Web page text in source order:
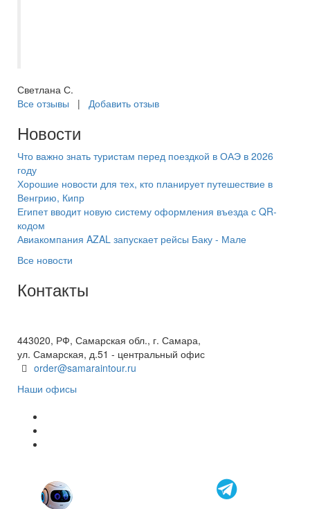
Светлана С.
Все отзывы | Добавить отзыв
Новости
Что важно знать туристам перед поездкой в ОАЭ в 2026
году
Хорошие новости для тех, кто планирует путешествие в
Венгрию, Кипр
Египет вводит новую систему оформления въезда с QR-
кодом
Авиакомпания AZAL запускает рейсы Баку - Мале
Все новости
Контакты
443020, РФ, Самарская обл., г. Самара,
ул. Самарская, д.51 - центральный офис
order@samaraintour.ru
Наши офисы